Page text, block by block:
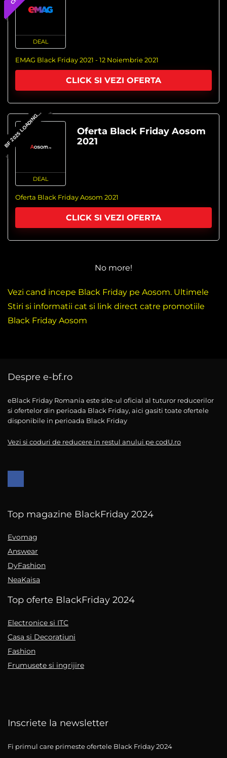
DEAL
EMAG Black Friday 2021 - 12 Noiembrie 2021
CLICK SI VEZI OFERTA
BF 2025 LOADING...
DEAL
Oferta Black Friday Aosom
2021
Oferta Black Friday Aosom 2021
CLICK SI VEZI OFERTA
No more!
Vezi cand incepe Black Friday pe Aosom. Ultimele
Stiri si informatii cat si link direct catre promotiile
Black Friday Aosom
Despre e-bf.ro
eBlack Friday Romania este site-ul oficial al tuturor reducerilor
si ofertelor din perioada Black Friday, aici gasiti toate ofertele
disponibile in perioada Black Friday
Vezi si coduri de reducere in restul anului pe codU.ro
Top magazine BlackFriday 2024
Evomag
Answear
DyFashion
NeaKaisa
Top oferte BlackFriday 2024
Electronice si ITC
Casa si Decoratiuni
Fashion
Frumusete si ingrijire
Inscriete la newsletter
Fi primul care primeste ofertele Black Friday 2024